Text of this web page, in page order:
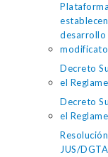
desarrollo
Decreto
el
Decreto
el
JUS/